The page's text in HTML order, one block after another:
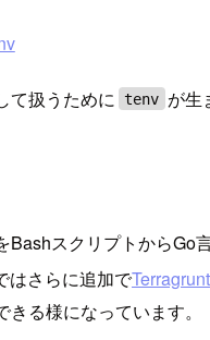
て扱うために tenv が生
BashスクリプトからGo
はさらに追加でTerragrunt
る様になっています。